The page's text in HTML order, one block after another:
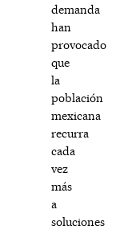
demanda
han
provocado
que
la
población
mexicana
recurra
cada
vez
más
a
soluciones